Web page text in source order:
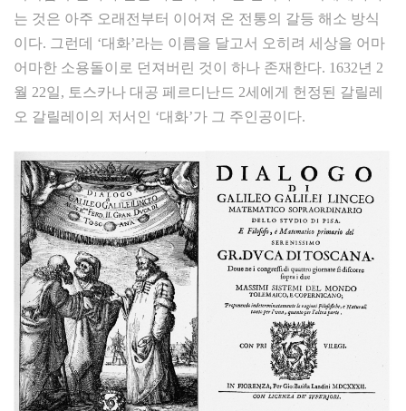
는 것은 아주 오래전부터 이어져 온 전통의 갈등 해소 방식
이다. 그런데 ‘대화’라는 이름을 달고서 오히려 세상을 어마
어마한 소용돌이로 던져버린 것이 하나 존재한다. 1632년 2
월 22일, 토스카나 대공 페르디난드 2세에게 헌정된 갈릴레
오 갈릴레이의 저서인 ‘대화’가 그 주인공이다.